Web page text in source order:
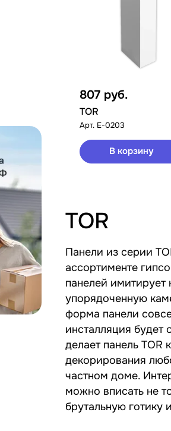
807 руб.
TOR
Арт. E-0203
В корзину
TOR
Панели из серии
ассортименте
панелей имитирует
упорядоченную
форма панели
инсталляция будет
делает панель
декорирования
частном доме.
можно вписать не
брутальную